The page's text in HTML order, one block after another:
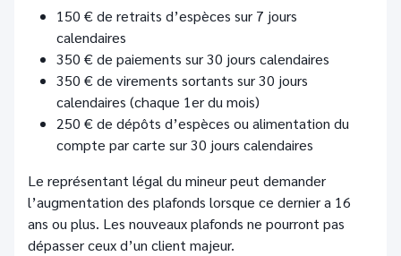
150 € de retraits d’espèces sur 7 jours
calendaires
350 € de paiements sur 30 jours calendaires
350 € de virements sortants sur 30 jours
calendaires (chaque 1er du mois)
250 € de dépôts d’espèces ou alimentation du
compte par carte sur 30 jours calendaires
Le représentant légal du mineur peut demander
l’augmentation des plafonds lorsque ce dernier a 16
ans ou plus. Les nouveaux plafonds ne pourront pas
dépasser ceux d’un client majeur.